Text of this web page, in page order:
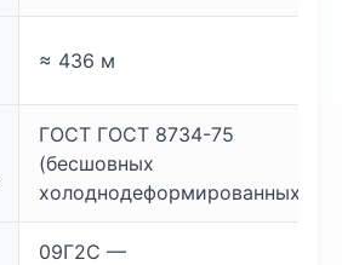
≈ 436 м
ГОСТ ГОСТ 8734-75
(бесшовных
холоднодеформированных)
09Г2С —